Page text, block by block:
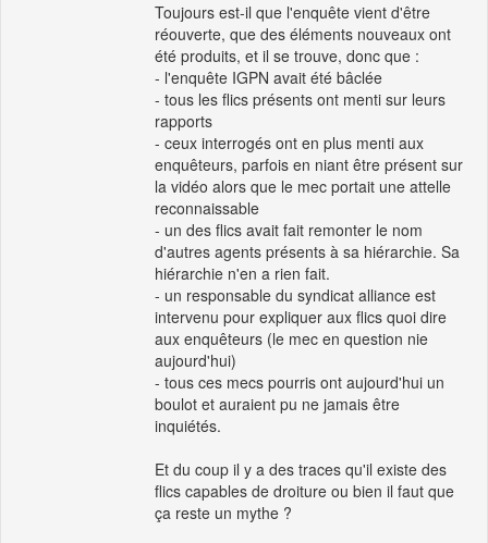
Toujours est-il que l'enquête vient d'être
réouverte, que des éléments nouveaux ont
été produits, et il se trouve, donc que :
- l'enquête IGPN avait été bâclée
- tous les flics présents ont menti sur leurs
rapports
- ceux interrogés ont en plus menti aux
enquêteurs, parfois en niant être présent sur
la vidéo alors que le mec portait une attelle
reconnaissable
- un des flics avait fait remonter le nom
d'autres agents présents à sa hiérarchie. Sa
hiérarchie n'en a rien fait.
- un responsable du syndicat alliance est
intervenu pour expliquer aux flics quoi dire
aux enquêteurs (le mec en question nie
aujourd'hui)
- tous ces mecs pourris ont aujourd'hui un
boulot et auraient pu ne jamais être
inquiétés.
Et du coup il y a des traces qu'il existe des
flics capables de droiture ou bien il faut que
ça reste un mythe ?